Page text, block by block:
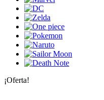
¡Oferta!